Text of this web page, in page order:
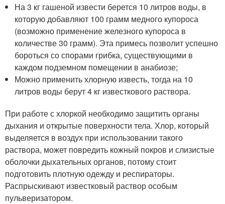
На 3 кг гашеной извести берется 10 литров воды, в
которую добавляют 100 грамм медного купороса
(возможно применение железного купороса в
количестве 30 грамм). Эта примесь позволит успешно
бороться со спорами грибка, существующими в
каждом подземном помещении в анабиозе;
Можно применить хлорную известь, тогда на 10
литров воды берут 4 кг известкового раствора.
При работе с хлоркой необходимо защитить органы
дыхания и открытые поверхности тела. Хлор, который
выделяется в воздух при использовании такого
раствора, может повредить кожный покров и слизистые
оболочки дыхательных органов, потому стоит
подготовить плотную одежду и респираторы.
Распрыскивают известковый раствор особым
пульверизатором.